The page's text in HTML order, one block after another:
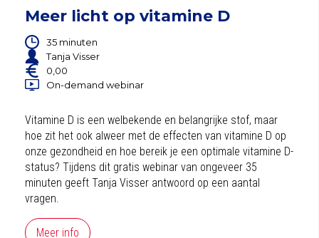
Meer licht op vitamine D
35 minuten
Tanja Visser
0,00
On-demand webinar
Vitamine D is een welbekende en belangrijke stof, maar
hoe zit het ook alweer met de effecten van vitamine D op
onze gezondheid en hoe bereik je een optimale vitamine D-
status? Tijdens dit gratis webinar van ongeveer 35
minuten geeft Tanja Visser antwoord op een aantal
vragen.
Meer info